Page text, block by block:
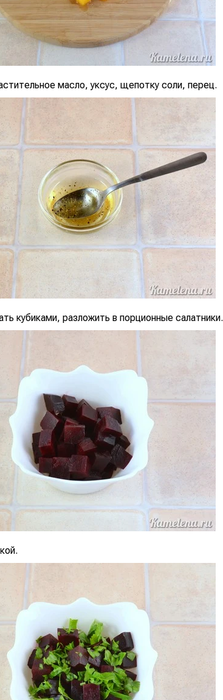
масло, уксус, щепотку соли, перец.
кубиками, разложить в порционные салатники.